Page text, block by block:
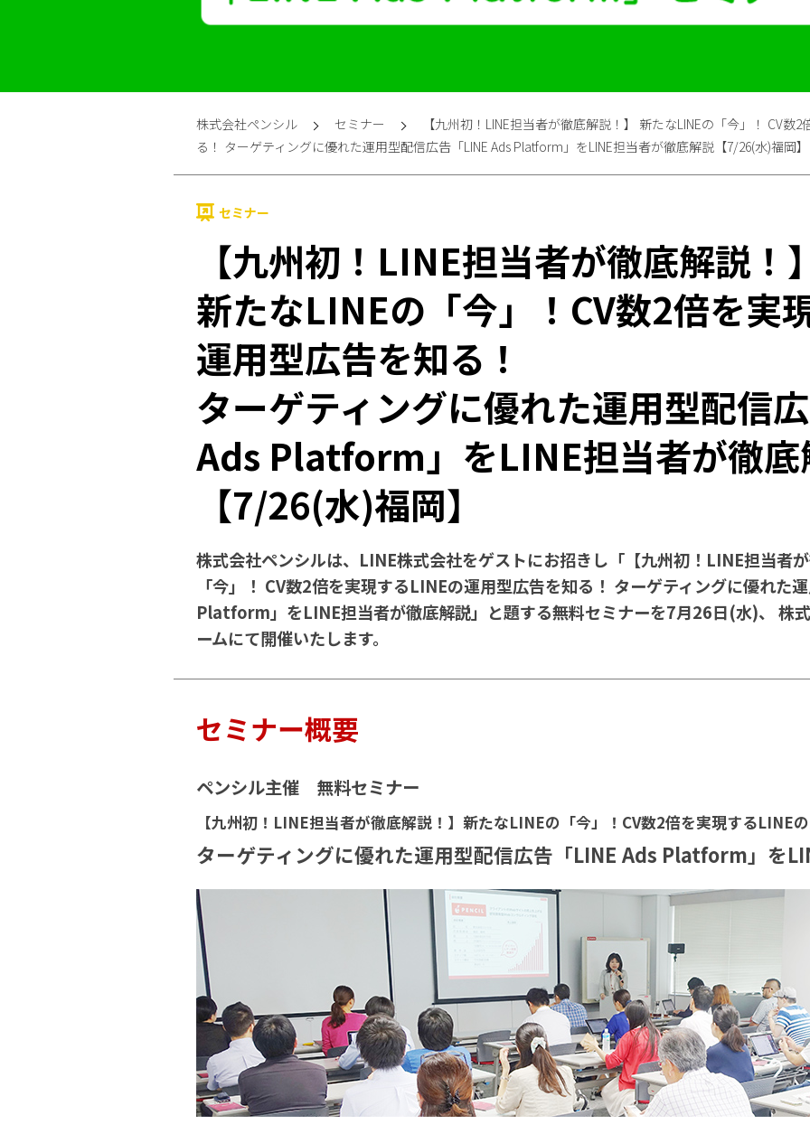
株式会社ペンシル セミナー
【九州初！LINE担当者が徹底解説！】 新たなLINEの「今」！ CV数
る！ ターゲティングに優れた運用型配信広告「LINE Ads Platform」をLINE担当者が徹底解説【7/26(水)福岡】
セミナー
【九州初！LINE担当者が徹底解説！】
新たなLINEの「今」！CV数2倍を実
運用型広告を知る！
ターゲティングに優れた運用型配信
Ads Platform」をLINE担当者が徹底
【7/26(水)福岡】
株式会社ペンシルは、LINE株式会社をゲストにお招きし「【九州初！LINE担当者
「今」！ CV数2倍を実現するLINEの運用型広告を知る！ ターゲティングに優れた
Platform」をLINE担当者が徹底解説」と題する無料セミナーを7月26日(水)、 株
ームにて開催いたします。
セミナー概要
ペンシル主催 無料セミナー
【九州初！LINE担当者が徹底解説！】新たなLINEの「今」！CV数2倍を実現するLINE
ターゲティングに優れた運用型配信広告「LINE Ads Platform」を